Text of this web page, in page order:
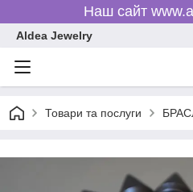
Наш сайт
Aldea Jewelry
Товари та послуги